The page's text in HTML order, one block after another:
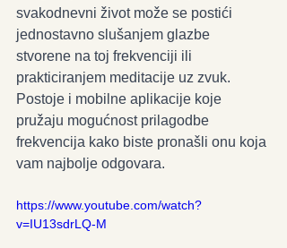
svakodnevni život može se postići
jednostavno slušanjem glazbe
stvorene na toj frekvenciji ili
prakticiranjem meditacije uz zvuk.
Postoje i mobilne aplikacije koje
pružaju mogućnost prilagodbe
frekvencija kako biste pronašli onu koja
vam najbolje odgovara.
https://www.youtube.com/watch?
v=IU13sdrLQ-M